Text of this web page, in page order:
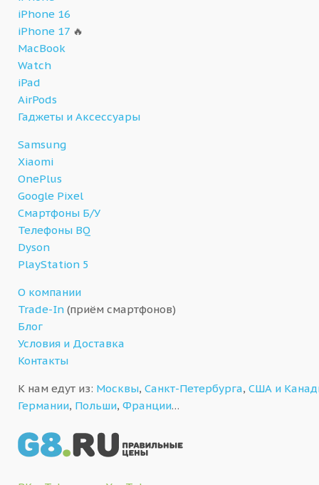
iPhone 16
iPhone 17 🔥
MacBook
Watch
iPad
AirPods
Гаджеты и Аксессуары
Samsung
Xiaomi
OnePlus
Google Pixel
Смартфоны Б/У
Телефоны BQ
Dyson
PlayStation 5
О компании
Trade-In (приём смартфонов)
Блог
Условия и Доставка
Контакты
К нам едут из: Москвы, Санкт-Петербурга, США и
Германии, Польши, Франции…